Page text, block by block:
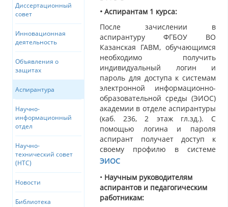
Диссертационный
совет
Инновационная
деятельность
Объявления о
защитах
Аспирантура
Научно-
информационный
отдел
Научно-
технический совет
(НТС)
Новости
Библиотека
• Аспирантам 1 курса:
После зачислении в
аспирантуру ФГБОУ ВО
Казанская ГАВМ, обучающимся
необходимо получить
индивидуальный логин и
пароль для доступа к системам
электронной информационно-
образовательной среды (ЭИОС)
академии в отделе аспирантуры
(каб. 236, 2 этаж гл.зд.). С
помощью логина и пароля
аспирант получает доступ к
своему профилю в системе
ЭИОС
• Научным руководителям
аспирантов и педагогическим
работникам: